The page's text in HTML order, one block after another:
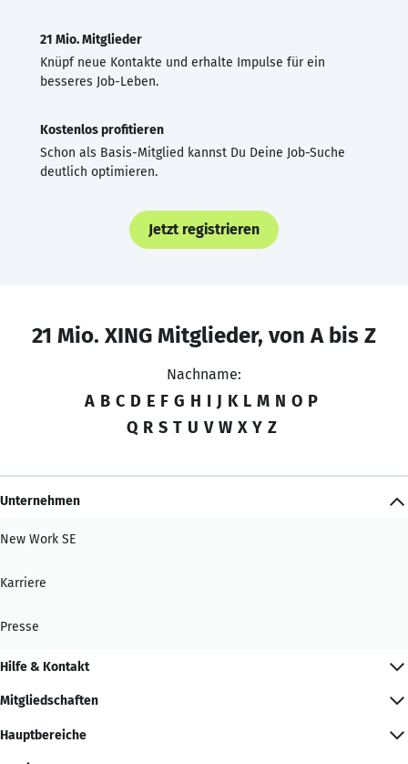
21 Mio. Mitglieder
Knüpf neue Kontakte und erhalte Impulse für ein
besseres Job-Leben.
Kostenlos profitieren
Schon als Basis-Mitglied kannst Du Deine Job-Suche
deutlich optimieren.
Jetzt registrieren
21 Mio. XING Mitglieder, von A bis Z
Nachname:
A B C D E F G H I J K L M N O P
Q R S T U V W X Y Z
Unternehmen
New Work SE
Karriere
Presse
Hilfe & Kontakt
Mitgliedschaften
Hauptbereiche